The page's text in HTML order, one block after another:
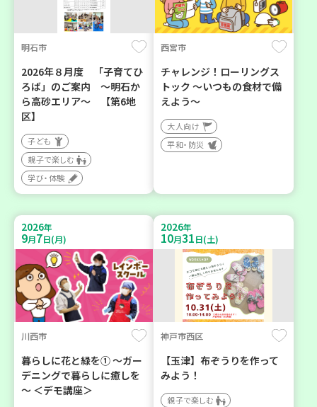
明石市
2026年８月度 「子育てひ
ろば」のご案内 ～明石か
ら高砂エリア～ 【第6地
区】
子ども
親子で楽しむ
学び・体験
西宮市
チャレンジ！ローリングス
トック ～いつもの食材で備
えよう～
大人向け
平和・防災
2026年
9月7日(月)
川西市
暮らしに花と緑を① ～ガー
デニングで暮らしに癒しを
～ ＜デモ講座＞
2026年
10月31日(土)
神戸市西区
【玉津】布ぞうりを作って
みよう！
親子で楽しむ